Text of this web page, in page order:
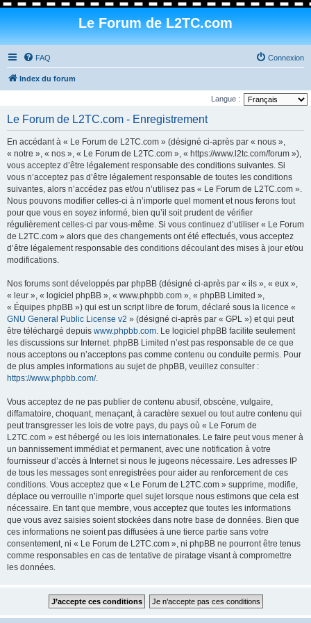
Le Forum de L2TC.com
FAQ Connexion
Index du forum
Langue :
Le Forum de L2TC.com - Enregistrement
En accédant à « Le Forum de L2TC.com » (désigné ci-après par « nous »,
« notre », « nos », « Le Forum de L2TC.com », « https://www.l2tc.com/forum »),
vous acceptez d’être légalement responsable des conditions suivantes. Si
vous n’acceptez pas d’être légalement responsable de toutes les conditions
suivantes, alors n’accédez pas et/ou n’utilisez pas « Le Forum de L2TC.com ».
Nous pouvons modifier celles-ci à n’importe quel moment et nous ferons tout
pour que vous en soyez informé, bien qu’il soit prudent de vérifier
régulièrement celles-ci par vous-même. Si vous continuez d’utiliser « Le Forum
de L2TC.com » alors que des changements ont été effectués, vous acceptez
d’être légalement responsable des conditions découlant des mises à jour et/ou
modifications.
Nos forums sont développés par phpBB (désigné ci-après par « ils », « eux »,
« leur », « logiciel phpBB », « www.phpbb.com », « phpBB Limited »,
« Équipes phpBB ») qui est un script libre de forum, déclaré sous la licence «
GNU General Public License v2 » (désigné ci-après par « GPL ») et qui peut
être téléchargé depuis www.phpbb.com. Le logiciel phpBB facilite seulement
les discussions sur Internet. phpBB Limited n’est pas responsable de ce que
nous acceptons ou n’acceptons pas comme contenu ou conduite permis. Pour
de plus amples informations au sujet de phpBB, veuillez consulter :
https://www.phpbb.com/.
Vous acceptez de ne pas publier de contenu abusif, obscène, vulgaire,
diffamatoire, choquant, menaçant, à caractère sexuel ou tout autre contenu qui
peut transgresser les lois de votre pays, du pays où « Le Forum de
L2TC.com » est hébergé ou les lois internationales. Le faire peut vous mener à
un bannissement immédiat et permanent, avec une notification à votre
fournisseur d’accès à Internet si nous le jugeons nécessaire. Les adresses IP
de tous les messages sont enregistrées pour aider au renforcement de ces
conditions. Vous acceptez que « Le Forum de L2TC.com » supprime, modifie,
déplace ou verrouille n’importe quel sujet lorsque nous estimons que cela est
nécessaire. En tant que membre, vous acceptez que toutes les informations
que vous avez saisies soient stockées dans notre base de données. Bien que
ces informations ne soient pas diffusées à une tierce partie sans votre
consentement, ni « Le Forum de L2TC.com », ni phpBB ne pourront être tenus
comme responsables en cas de tentative de piratage visant à compromettre
les données.